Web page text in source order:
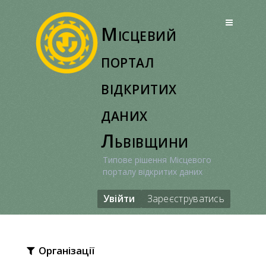
Місцевий
портал
відкритих
даних
Львівщини
Типове рішення Місцевого
порталу відкритих даних
Увійти Зареєструватись
Організації